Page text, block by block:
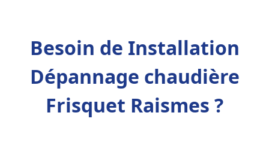
Besoin de Installation
Dépannage chaudière
Frisquet Raismes ?